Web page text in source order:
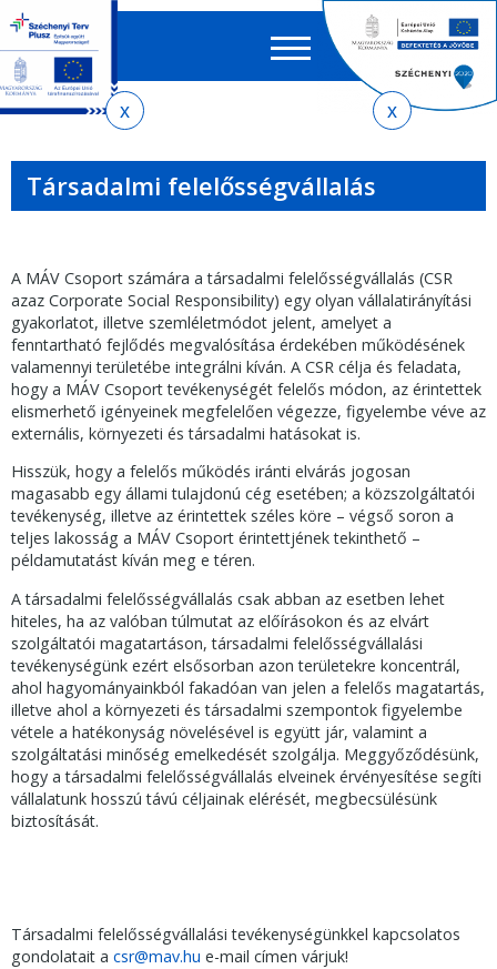
almenühöz
tartalomra
oldaltérképre
EN HU
űrlap
Társadalmi felelősségvállalás
A MÁV Csoport számára a társadalmi felelősségvállalás (CSR
azaz Corporate Social Responsibility) egy olyan vállalatirányítási
gyakorlatot, illetve szemléletmódot jelent, amelyet a
fenntartható fejlődés megvalósítása érdekében működésének
valamennyi területébe integrálni kíván. A CSR célja és feladata,
hogy a MÁV Csoport tevékenységét felelős módon, az érintettek
elismerhető igényeinek megfelelően végezze, figyelembe véve az
externális, környezeti és társadalmi hatásokat is.
Hisszük, hogy a felelős működés iránti elvárás jogosan
magasabb egy állami tulajdonú cég esetében; a közszolgáltatói
tevékenység, illetve az érintettek széles köre – végső soron a
teljes lakosság a MÁV Csoport érintettjének tekinthető –
példamutatást kíván meg e téren.
A társadalmi felelősségvállalás csak abban az esetben lehet
hiteles, ha az valóban túlmutat az előírásokon és az elvárt
szolgáltatói magatartáson, társadalmi felelősségvállalási
tevékenységünk ezért elsősorban azon területekre koncentrál,
ahol hagyományainkból fakadóan van jelen a felelős magatartás,
illetve ahol a környezeti és társadalmi szempontok figyelembe
vétele a hatékonyság növelésével is együtt jár, valamint a
szolgáltatási minőség emelkedését szolgálja. Meggyőződésünk,
hogy a társadalmi felelősségvállalás elveinek érvényesítése segíti
vállalatunk hosszú távú céljainak elérését, megbecsülésünk
biztosítását.
Társadalmi felelősségvállalási tevékenységünkkel kapcsolatos
gondolatait a csr@mav.hu e-mail címen várjuk!